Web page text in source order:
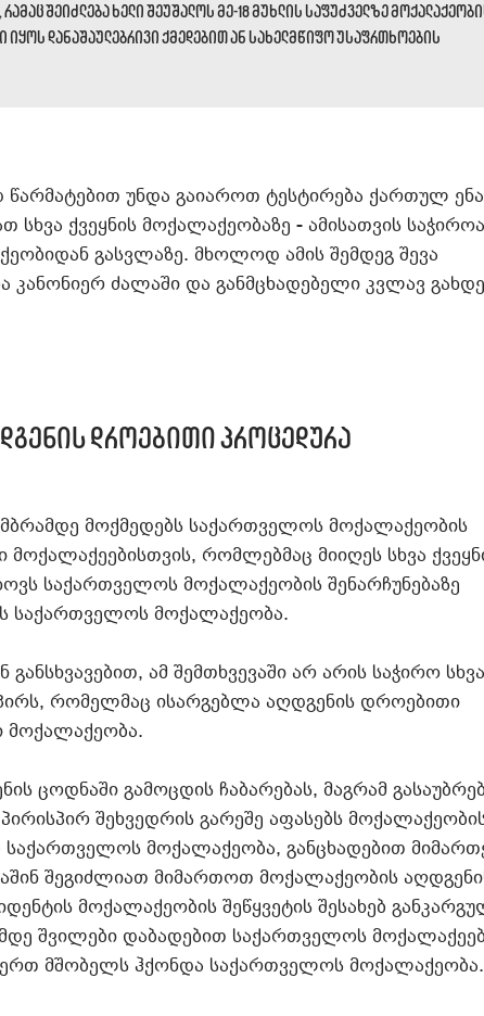
შეიძლება ხელი შეუშალოს მე-18 მუხლის საფუძველზე
იყოს დანაშაულებრივი ქმედებით ან სახელმწიფო უსაფრთხოების
უნდა გაიაროთ ტესტირება ქართულ
სხვა ქვეყნის მოქალაქეობაზე - ამისათვის
გასვლაზე. მხოლოდ ამის შემდეგ შევა
კანონიერ ძალაში და განმცხადებელი კვლავ
დროებითი პროცედურა
მოქმედებს საქართველოს მოქალაქეობის
რომლებმაც მიიღეს სხვა
საქართველოს მოქალაქეობის შენარჩუნებაზე
საქართველოს მოქალაქეობა.
ამ შემთხვევაში არ არის საჭირო სხვა
პირს, რომელმაც ისარგებლა აღდგენის დროებითი
მოქალაქეობა.
ცოდნაში გამოცდის ჩაბარებას, მაგრამ
შეხვედრის გარეშე აფასებს
მოქალაქეობა, განცხადებით
შეგიძლიათ მიმართოთ მოქალაქეობის
მოქალაქეობის შეწყვეტის შესახებ
შვილები დაბადებით საქართველოს
მშობელს ჰქონდა საქართველოს მოქალაქეობა.